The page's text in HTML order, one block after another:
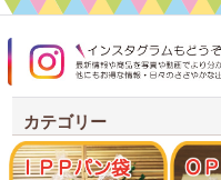
オリジナルアイテム
ワックスペーパー
耐油紙袋商品
カテゴリー